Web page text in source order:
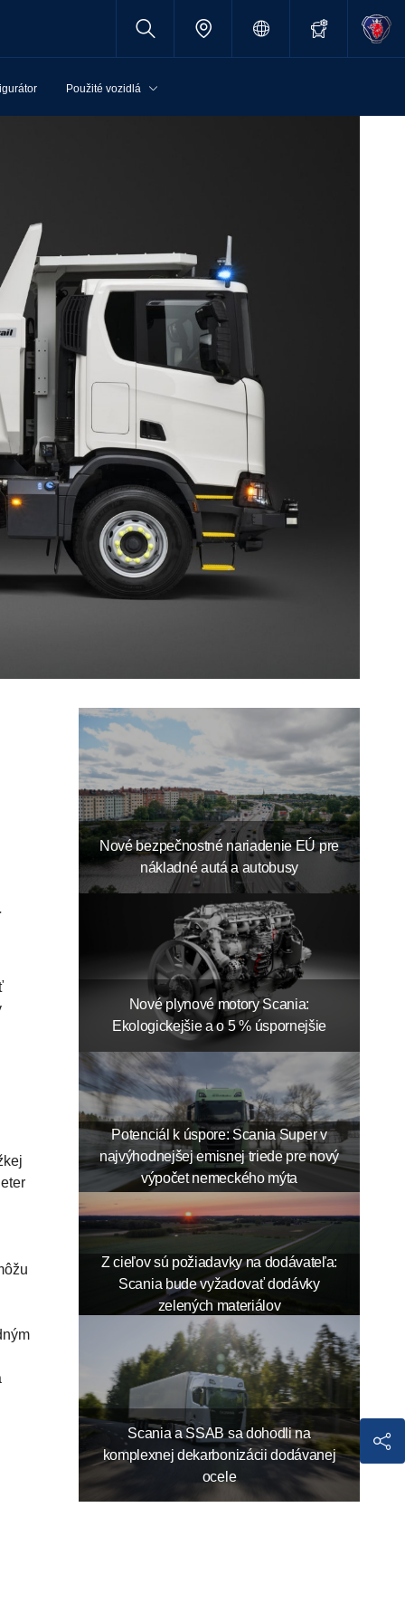
Použité vozidlá
Nové bezpečnostné nariadenie EÚ pre
nákladné autá a autobusy
Nové plynové motory Scania:
Ekologickejšie a o 5 % úspornejšie
Potenciál k úspore: Scania Super v
najvýhodnejšej emisnej triede pre nový
výpočet nemeckého mýta
Z cieľov sú požiadavky na dodávateľa:
Scania bude vyžadovať dodávky
zelených materiálov
Scania a SSAB sa dohodli na
komplexnej dekarbonizácii dodávanej
ocele